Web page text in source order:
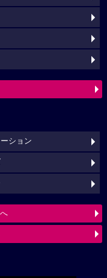
ション